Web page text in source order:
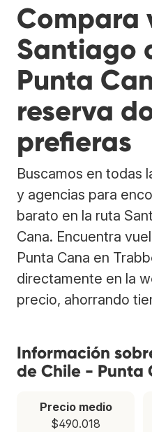
Compara
Santiago
Punta
reserva
prefieras
Buscamos en todas
y agencias para
barato en la ruta
Cana. Encuentra
Punta Cana en
directamente en la
precio, ahorrando
Información
de Chile - Punta
Precio medio
$490.018